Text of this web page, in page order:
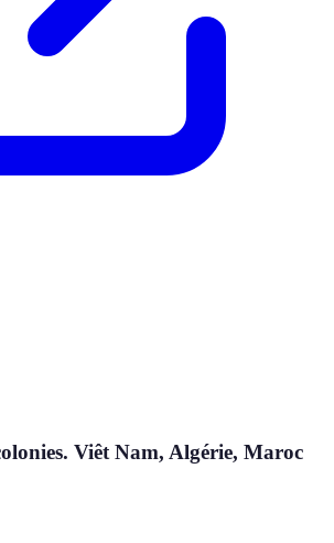
Viêt Nam, Algérie, Maroc